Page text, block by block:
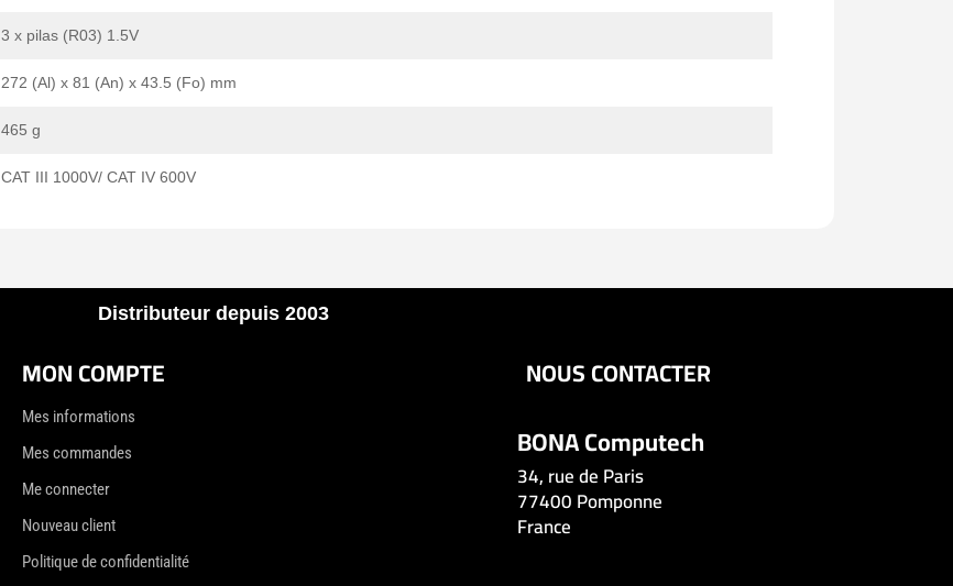
3 x pilas (R03) 1.5V
272 (Al) x 81 (An) x 43.5 (Fo) mm
465 g
CAT III 1000V/ CAT IV 600V
Distributeur depuis 2003
MON COMPTE
Mes informations
Mes commandes
Me connecter
Nouveau client
Politique de confidentialité
NOUS CONTACTER
BONA Computech
34, rue de Paris
77400 Pomponne
France